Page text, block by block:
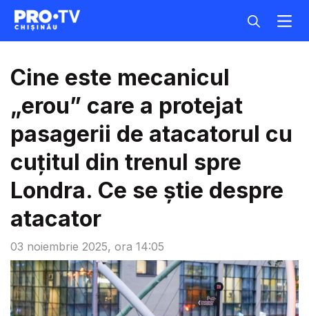
03 noiembrie 2025, ora 14:05
Cine este mecanicul
„erou” care a protejat
pasagerii de atacatorul cu
cuțitul din trenul spre
Londra. Ce se știe despre
atacator